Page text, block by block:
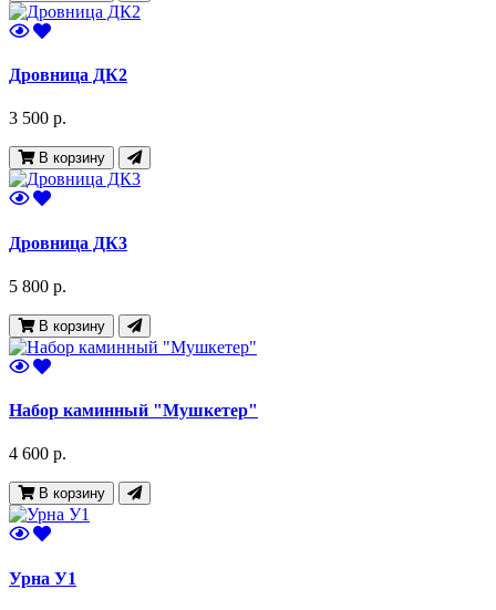
Дровница ДК2
3 500 р.
В корзину
Дровница ДК3
5 800 р.
В корзину
Набор каминный "Мушкетер"
4 600 р.
В корзину
Урна У1